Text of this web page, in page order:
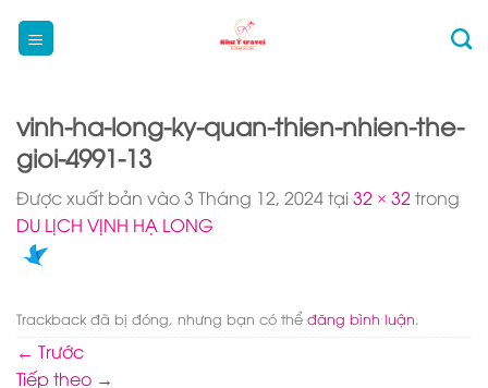
qua
vinh-ha-long-ky-quan-thien-nhien-the-
gioi-4991-13
Được xuất bản vào3 Tháng 12, 2024tại 32 × 32trong
DU LỊCH VỊNH HẠ LONG
Trackback đã bị đóng, nhưng bạn có thể đăng bình luận
← Trước
Tiếp theo →